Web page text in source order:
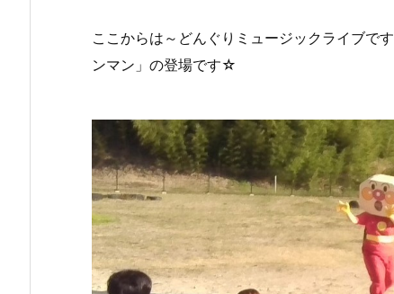
ここからは～どんぐりミュージックライブです
ンマン」の登場です☆